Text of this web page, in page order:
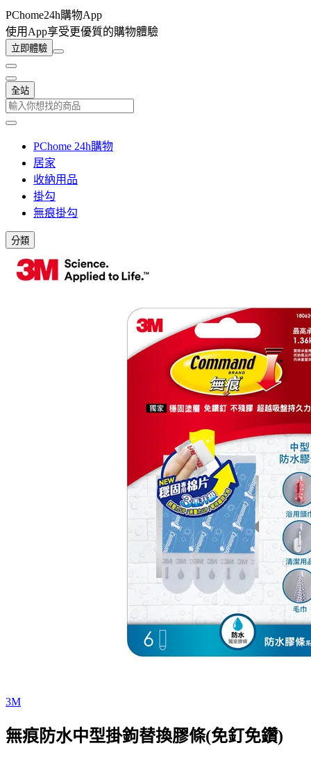
PChome24h購物App
使用App享受更優質的購物體驗
立即體驗
全站
PChome 24h購物
居家
收納用品
掛勾
無痕掛勾
分類
3M
無痕防水中型掛鉤替換膠條(免釘免鑽)